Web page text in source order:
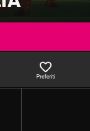
Preferiti